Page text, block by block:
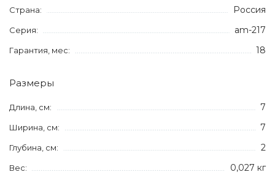
Страна: Россия
Серия: am-217
Гарантия, мес: 18
Размеры
Длина, см: 7
Ширина, см: 7
Глубина, см: 2
Вес: 0,027 кг